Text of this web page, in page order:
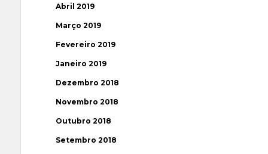
Abril 2019
Março 2019
Fevereiro 2019
Janeiro 2019
Dezembro 2018
Novembro 2018
Outubro 2018
Setembro 2018